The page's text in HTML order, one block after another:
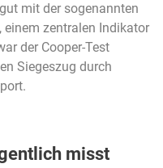
mit der sogenannten
zentralen Indikator
der Cooper-Test
Siegeszug durch
misst